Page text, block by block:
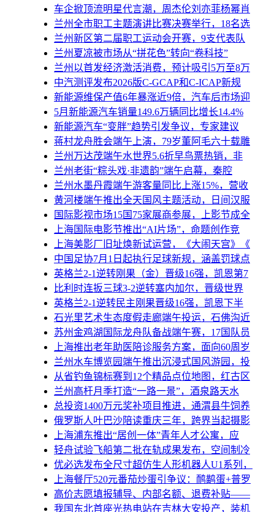
车企掀顶流明星代言潮，周杰伦刘亦菲杨幂肖
兰州全市职工主题演讲比赛决赛举行，18名选
兰州新区第二届职工运动会开赛，9支代表队
兰州夏凉被市场从“拼花色”转向“卷科技”
兰州以首发经济激活消费，预计吸引5万至8万
中汽测评发布2026版C-GCAP和C-ICAP新规
新能源维保产值6年暴涨近9倍，汽车后市场迎
5月新能源汽车销量149.6万辆同比增长14.4%
新能源汽车“变胖”趋势引发争议，专家建议
蒋村龙舟胜会端午上演，79岁董阿毛六十载雕
兰州万达茂端午水世界5.6折早鸟票热销，非
兰州老街“粽头戏·非遗韵”端午启幕，秦腔
兰州水墨丹霞端午游客量同比上涨15%，营收
黄河楼端午推出全天国风主题活动，日间汉服
国际影视市场15国75家展商参展，上影节成全
上海国际电影节推出“AI片场”，命题创作竞
上海美影厂旧址焕新试运营，《大闹天宫》《
中国足协7月1日起执行足球新规，涵盖罚球点
英格兰2-1逆转刚果（金）晋级16强，凯恩第7
比利时连扳三球3-2逆转塞内加尔，晋级世界
英格兰2-1逆转民主刚果晋级16强，凯恩下半
石光里艺术生态度假走廊端午投运，石佛沟近
苏州金鸡湖国际龙舟队备战端午赛，17国队员
上海推出老年助医陪诊服务方案，面向60周岁
兰州水车博览园端午推出沉浸式国风游园，投
从省钓鱼锦标赛到12个精品点位地图，红古区
兰州高杆月季打造“一路一景”，酒泉路天水
总投资1400万元奖补项目推进，通渭县牛饲养
俄罗斯人叶巴沙陪读重庆三年，跨界当起摄影
上海浦东推出“居创一体”青年人才公寓，应
轻舟试验飞船第二批在轨成果发布，空间制冷
优必选发布全尺寸超仿生人形机器人U1系列，
上海餐厅520元番茄炒蛋引争议：鸸鹋蛋+普罗
高价志愿填报辅导、内部名额、退费补贴——
我国东北首座光热电站在吉林大安投产，装机